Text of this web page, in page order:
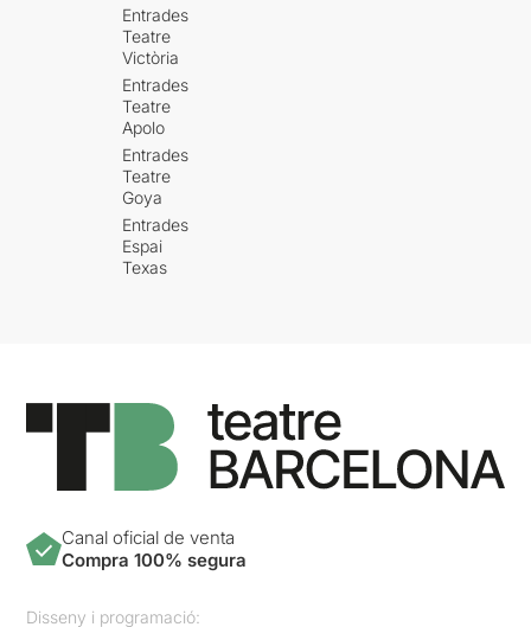
Entrades
Teatre
Victòria
Entrades
Teatre
Apolo
Entrades
Teatre
Goya
Entrades
Espai
Texas
Canal oficial de venta
Compra 100% segura
Disseny i programació: